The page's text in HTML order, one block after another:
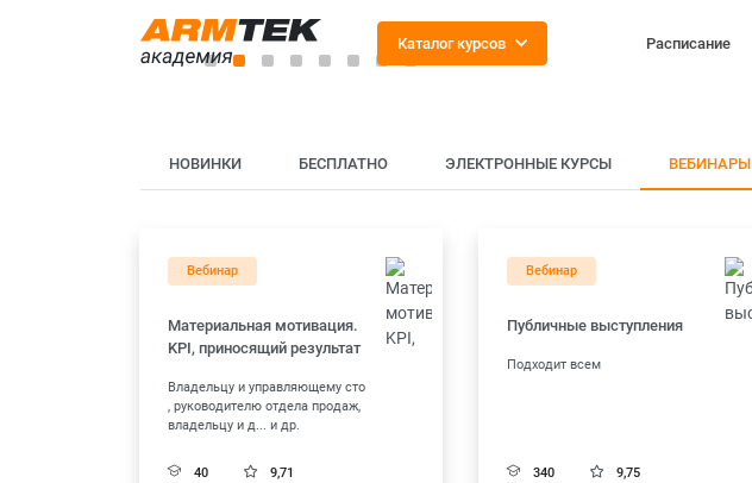
Каталог курсов Расписание
ЭЛЕКТРОННЫЙ КУРС
Подробнее
НОВИНКИ БЕСПЛАТНО ЭЛЕКТРОННЫЕ КУРСЫ ВЕБИНАРЫ
Вебинар
Материальная мотивация.
KPI, приносящий результат
Владельцу и управляющему сто
, руководителю отдела продаж,
владельцу и д... и др.
40
9,71
Вебинар
Публичные выступления
Подходит всем
340
9,75